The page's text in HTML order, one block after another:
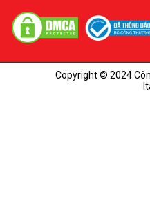
Copyright © 2024